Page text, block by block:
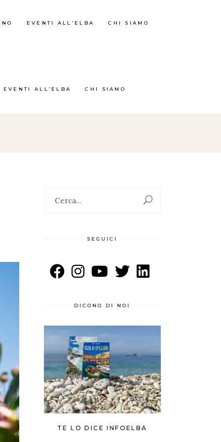
EVENTI ALL’ELBA CHI SIAMO
EVENTI ALL’ELBA CHI SIAMO
SEGUICI
DICONO DI NOI
TE LO DICE INFOELBA